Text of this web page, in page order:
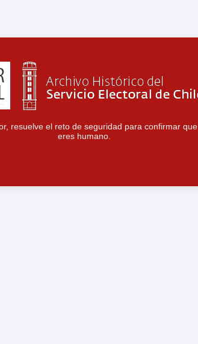
resuelve el reto de seguridad para confirmar que
eres humano.